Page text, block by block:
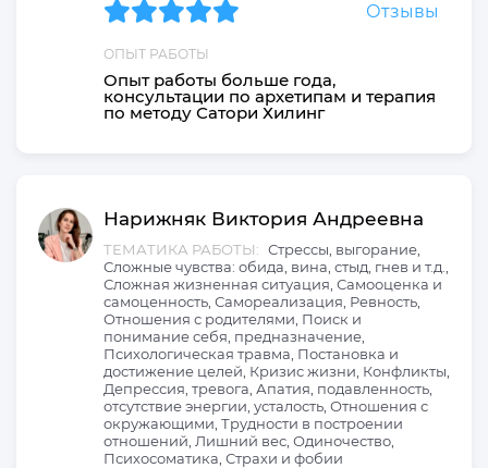
Отзывы
ОПЫТ РАБОТЫ
Опыт работы больше года,
консультации по архетипам и терапия
по методу Сатори Хилинг
Нарижняк Виктория Андреевна
ТЕМАТИКА РАБОТЫ: Стрессы, выгорание,
Сложные чувства: обида, вина, стыд, гнев и т.д.,
Сложная жизненная ситуация, Самооценка и
самоценность, Самореализация, Ревность,
Отношения с родителями, Поиск и
понимание себя, предназначение,
Психологическая травма, Постановка и
достижение целей, Кризис жизни, Конфликты,
Депрессия, тревога, Апатия, подавленность,
отсутствие энергии, усталость, Отношения с
окружающими, Трудности в построении
отношений, Лишний вес, Одиночество,
Психосоматика, Страхи и фобии